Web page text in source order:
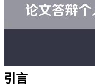
引言